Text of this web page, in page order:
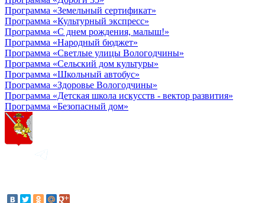
Программа «Земельный сертификат»
Программа «Культурный экспресс»
Программа «С днем рождения, малыш!»
Программа «Народный бюджет»
Программа «Светлые улицы Вологодчины»
Программа «Сельский дом культуры»
Программа «Школьный автобус»
Программа «Здоровье Вологодчины»
Программа «Детская школа искусств - вектор развития»
Программа «Безопасный дом»